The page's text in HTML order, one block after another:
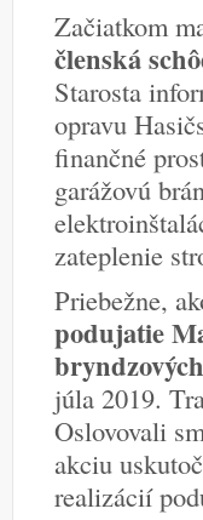
Začiatkom
členská
Starosta
opravu
finančné
garážovú
zateplenie
Priebežne,
podujatie
júla 2019.
Oslovovali
akciu
realizácií